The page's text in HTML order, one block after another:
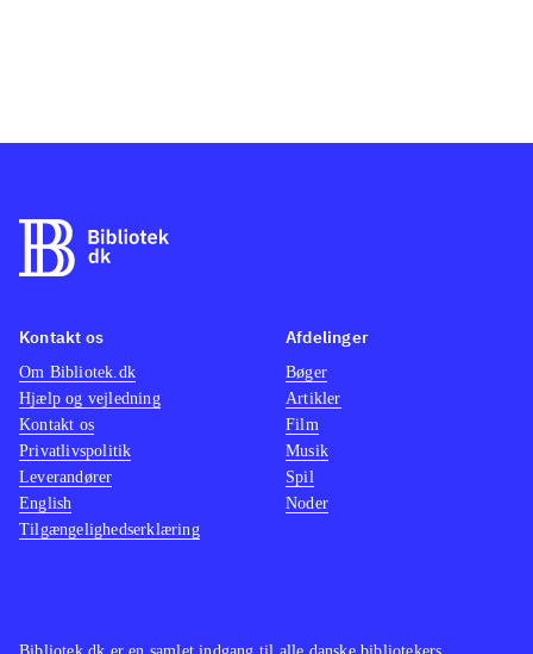
Kontakt os
Om Bibliotek.dk
Hjælp og vejledning
Kontakt os
Privatlivspolitik
Leverandører
English
Tilgængelighedserklæring
Afdelinger
Bøger
Artikler
Film
Musik
Spil
Noder